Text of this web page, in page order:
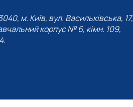
м. Київ, вул. Васильківська, 17,
корпус № 6, кімн. 109,